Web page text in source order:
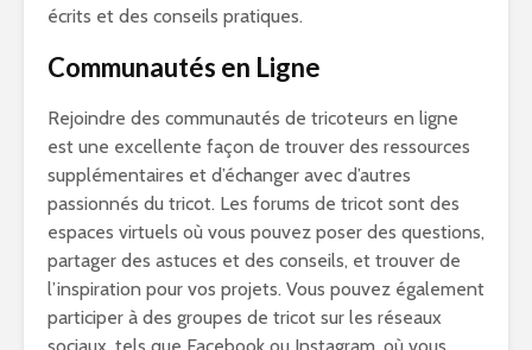
écrits et des conseils pratiques.
Communautés en Ligne
Rejoindre des communautés de tricoteurs en ligne
est une excellente façon de trouver des ressources
supplémentaires et d’échanger avec d’autres
passionnés du tricot. Les forums de tricot sont des
espaces virtuels où vous pouvez poser des questions,
partager des astuces et des conseils, et trouver de
l’inspiration pour vos projets. Vous pouvez également
participer à des groupes de tricot sur les réseaux